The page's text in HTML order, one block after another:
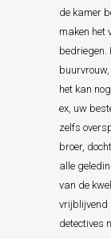
de kamer
maken het
bedriegen.
het kan
ex, uw
zelfs
broer,
alle
van de
vrijblijvend
detectives